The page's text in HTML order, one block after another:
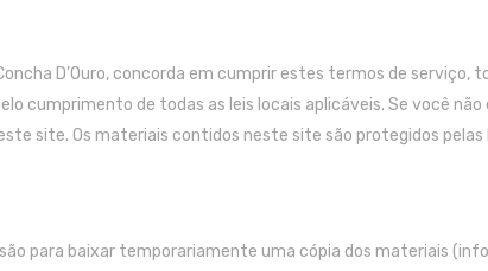
D’Ouro, concorda em cumprir estes termos de serviço,
cumprimento de todas as leis locais aplicáveis. Se você
site. Os materiais contidos neste site são protegidos
para baixar temporariamente uma cópia dos materiais